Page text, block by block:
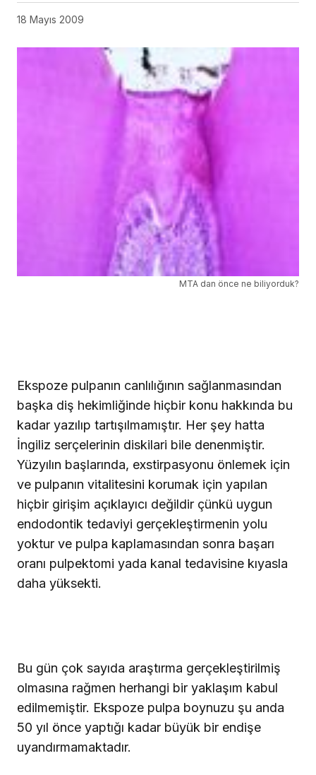
18 Mayıs 2009
MTA dan önce ne biliyorduk?
Ekspoze pulpanın canlılığının sağlanmasından
başka diş hekimliğinde hiçbir konu hakkında bu
kadar yazılıp tartışılmamıştır. Her şey hatta
İngiliz serçelerinin diskilari bile denenmiştir.
Yüzyılın başlarında, exstirpasyonu önlemek için
ve pulpanın vitalitesini korumak için yapılan
hiçbir girişim açıklayıcı değildir çünkü uygun
endodontik tedaviyi gerçekleştirmenin yolu
yoktur ve pulpa kaplamasından sonra başarı
oranı pulpektomi yada kanal tedavisine kıyasla
daha yüksekti.
Bu gün çok sayıda araştırma gerçekleştirilmiş
olmasına rağmen herhangi bir yaklaşım kabul
edilmemiştir. Ekspoze pulpa boynuzu şu anda
50 yıl önce yaptığı kadar büyük bir endişe
uyandırmamaktadır.